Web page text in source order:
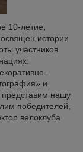
10-летие,
истории
участников
и
нашу
победителей,
велоклуба